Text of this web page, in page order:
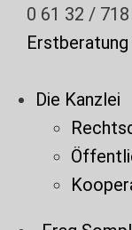
Zum
Inhalt
0 61 32 /
Die Kanzlei